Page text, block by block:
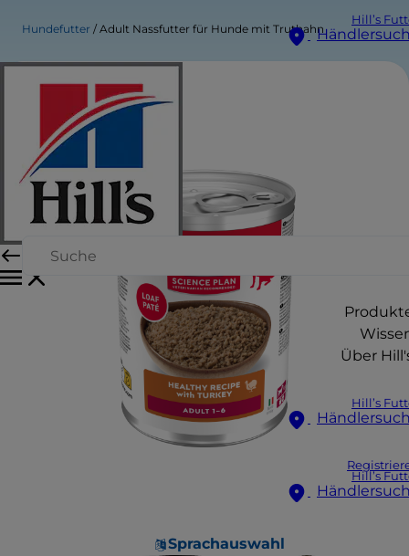
Hill’s
Über
Hill’s
Hill’s
Sprachauswahl
Hundefutter Adult Nassfutter für Hunde mit Truthahn